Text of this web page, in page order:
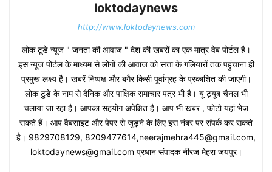
loktodaynews
http://www.loktodaynews.com
लोक टूडे न्यूज " जनता की आवाज " देश की खबरों का एक मात्र वेब पोर्टल है।
इस न्यूज पोर्टल के माध्यम से लोगों की आवाज को सत्ता के गलियारों तक पहुंचाना ही
प्रमुख लक्ष्य है। खबरें निष्पक्ष और बगैर किसी पूर्वाग्रह के प्रकाशित की जाएगी।
लोक टुडे के नाम से दैनिक और पाक्षिक समाचार पत्र भी है। यू ट्यूब चैनल भी
चलाया जा रहा है। आपका सहयोग अपेक्षित है। आप भी खबर , फोटो यहां भेज
सकते हैं। आप वैबसाइट और पेपर से जुड़ने के लिए इस नंबर पर संपर्क कर सकते
है। 9829708129, 8209477614,neerajmehra445@gmail.com,
loktodaynews@gmail.com प्रधान संपादक नीरज मेहरा जयपुर।